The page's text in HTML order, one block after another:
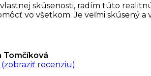
skúsenosti, radím túto
vo všetkom. Je veľmi skúsený a
Tomčíková
recenziu)